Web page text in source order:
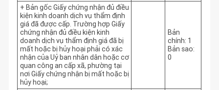
+ Bản gốc Giấy chứng nhận đủ điều
kiện kinh doanh dịch vụ thẩm định
giá đã được cấp. Trường hợp Giấy
chứng nhận đủ điều kiện kinh
doanh dịch vụ thẩm định giá đã bị
mất hoặc bị hủy hoại phải có xác
nhận của Uỷ ban nhân dân hoặc cơ
quan công an cấp xã, phường tại
nơi Giấy chứng nhận bị mất hoặc bị
hủy hoại;
Bản
chính: 1
Bản sao:
0